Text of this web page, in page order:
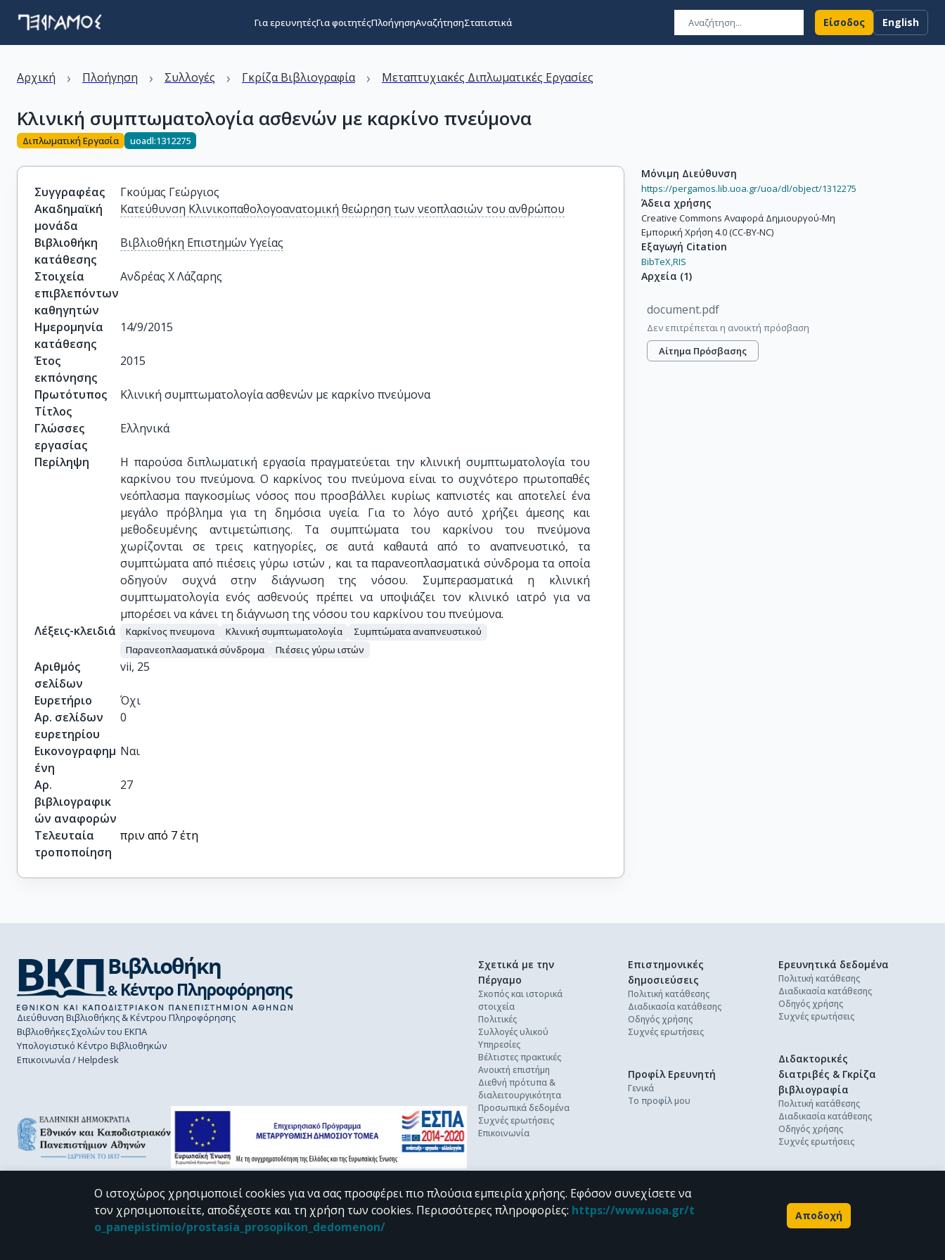
Για ερευνητέςΓια φοιτητέςΠλοήγησηΑναζήτησηΣτατιστικά Είσοδος English
Αρχική › Πλοήγηση › Συλλογές › Γκρίζα Βιβλιογραφία › Μεταπτυχιακές Διπλωματικές Εργασίες
Κλινική συμπτωματολογία ασθενών με καρκίνο πνεύμονα
Διπλωματική Εργασία uoadl:1312275
Συγγραφέας
Γκούμας Γεώργιος
Ακαδημαϊκή
μονάδα
Κατεύθυνση Κλινικοπαθολογοανατομική θεώρηση των νεοπλασιών του ανθρώπου
Βιβλιοθήκη
κατάθεσης
Βιβλιοθήκη Επιστημών Υγείας
Στοιχεία
επιβλεπόντων
καθηγητών
Ανδρέας Χ Λάζαρης
Ημερομηνία
κατάθεσης
14/9/2015
Έτος
εκπόνησης
2015
Πρωτότυπος
Τίτλος
Κλινική συμπτωματολογία ασθενών με καρκίνο πνεύμονα
Γλώσσες
εργασίας
Ελληνικά
Περίληψη
Η παρούσα διπλωματική εργασία πραγματεύεται την κλινική συμπτωματολογία του
καρκίνου του πνεύμονα. Ο καρκίνος του πνεύμονα είναι το συχνότερο πρωτοπαθές
νεόπλασμα παγκοσμίως νόσος που προσβάλλει κυρίως καπνιστές και αποτελεί ένα
μεγάλο πρόβλημα για τη δημόσια υγεία. Για το λόγο αυτό χρήζει άμεσης και
μεθοδευμένης αντιμετώπισης. Τα συμπτώματα του καρκίνου του πνεύμονα
χωρίζονται σε τρεις κατηγορίες, σε αυτά καθαυτά από το αναπνευστικό, τα
συμπτώματα από πιέσεις γύρω ιστών , και τα παρανεοπλασματικά σύνδρομα τα οποία
οδηγούν συχνά στην διάγνωση της νόσου. Συμπερασματικά η κλινική
συμπτωματολογία ενός ασθενούς πρέπει να υποψιάζει τον κλινικό ιατρό για να
μπορέσει να κάνει τη διάγνωση της νόσου του καρκίνου του πνεύμονα.
Λέξεις-κλειδιά
Καρκίνος πνευμονα Κλινική συμπτωματολογία
Συμπτώματα αναπνευστικού
Παρανεοπλασματικά σύνδρομα
Πιέσεις γύρω ιστών
Αριθμός
σελίδων
vii, 25
Ευρετήριο
Όχι
Αρ. σελίδων
ευρετηρίου
0
Εικονογραφημ
ένη
Ναι
Αρ.
βιβλιογραφικ
ών αναφορών
27
Τελευταία
τροποποίηση
πριν από 7 έτη
Μόνιμη Διεύθυνση
https://pergamos.lib.uoa.gr/uoa/dl/object/1312275
Άδεια χρήσης
Creative Commons Αναφορά Δημιουργού-Μη
Εμπορική Χρήση 4.0 (CC-BY-NC)
Εξαγωγή Citation
BibTeX,RIS
Αρχεία (1)
document.pdf
Δεν επιτρέπεται η ανοικτή πρόσβαση
Αίτημα Πρόσβασης
Διεύθυνση Βιβλιοθήκης & Κέντρου Πληροφόρησης
Βιβλιοθήκες Σχολών του ΕΚΠΑ
Υπολογιστικό Κέντρο Βιβλιοθηκών
Επικοινωνία / Helpdesk
Σχετικά με την
Πέργαμο
Σκοπός και ιστορικά
στοιχεία
Πολιτικές
Συλλογές υλικού
Υπηρεσίες
Βέλτιστες πρακτικές
Ανοικτή επιστήμη
Διεθνή πρότυπα &
διαλειτουργικότητα
Προσωπικά δεδομένα
Συχνές ερωτήσεις
Επικοινωνία
Επιστημονικές
δημοσιεύσεις
Πολιτική κατάθεσης
Διαδικασία κατάθεσης
Οδηγός χρήσης
Συχνές ερωτήσεις
Ερευνητικά δεδομένα
Πολιτική κατάθεσης
Διαδικασία κατάθεσης
Οδηγός χρήσης
Συχνές ερωτήσεις
Διδακτορικές
διατριβές & Γκρίζα
βιβλιογραφία
Πολιτική κατάθεσης
Διαδικασία κατάθεσης
Οδηγός χρήσης
Συχνές ερωτήσεις
Προφίλ Ερευνητή
Γενικά
Το προφίλ μου
CC BY-NC 4.0
Ο ιστοχώρος χρησιμοποιεί cookies για να σας προσφέρει πιο πλούσια εμπειρία χρήσης. Εφόσον συνεχίσετε να
τον χρησιμοποιείτε, αποδέχεστε και τη χρήση των cookies. Περισσότερες πληροφορίες: https://www.uoa.gr/t
o_panepistimio/prostasia_prosopikon_dedomenon/
Αποδοχή